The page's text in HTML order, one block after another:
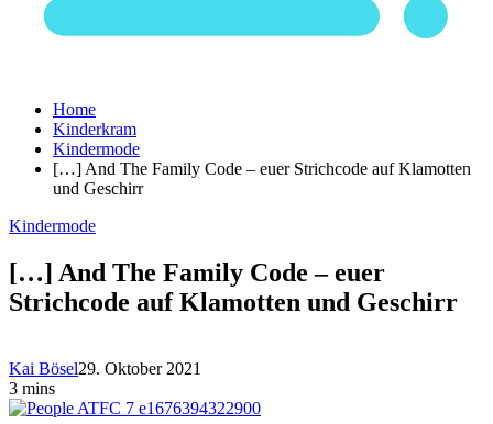
Home
Kinderkram
Kindermode
[…] And The Family Code – euer Strichcode auf Klamotten
und Geschirr
Kindermode
[…] And The Family Code – euer
Strichcode auf Klamotten und Geschirr
Kai Bösel29. Oktober 2021
3 mins